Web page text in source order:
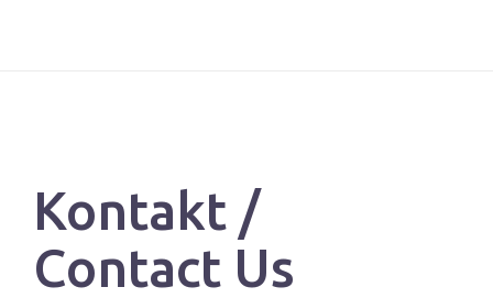
Kontakt /
Contact Us